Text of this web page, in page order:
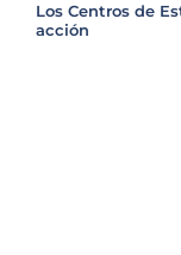
Los Centros de
acción